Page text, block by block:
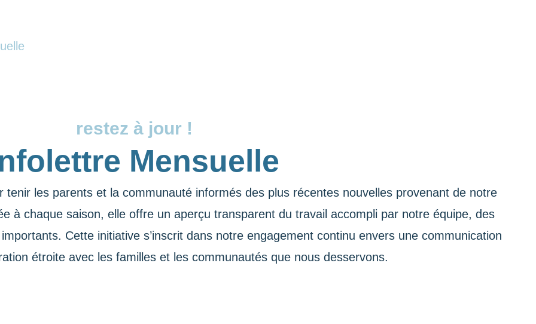
restez à jour !
Mensuelle
les parents et la communauté informés des plus récentes nouvelles provenant de notre
à chaque saison, elle offre un aperçu transparent du travail accompli par notre équipe, des
Cette initiative s’inscrit dans notre engagement continu envers une communication
étroite avec les familles et les communautés que nous desservons.